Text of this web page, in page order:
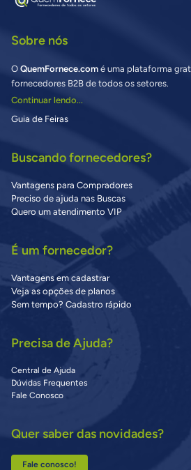
Sobre nós
O QuemFornece.com é uma plataforma
fornecedores B2B de todos os setores.
Continuar lendo...
Guia de Feiras
Buscando fornecedores?
Vantagens para Compradores
Preciso de ajuda nas Buscas
Quero um atendimento VIP
É um fornecedor?
Vantagens em cadastrar
Veja as opções de planos
Sem tempo? Cadastro rápido
Precisa de Ajuda?
Central de Ajuda
Dúvidas Frequentes
Fale Conosco
Quer saber das novidades?
Fale conosco!